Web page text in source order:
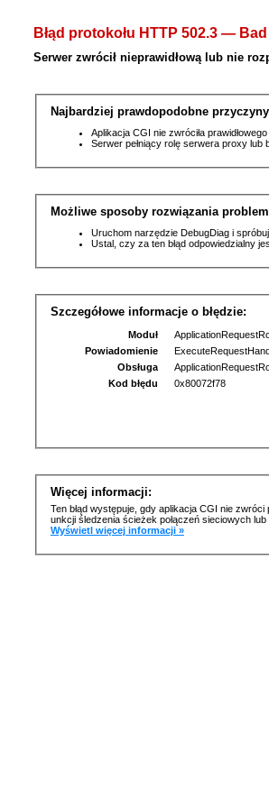
Błąd protokołu HTTP 502.3 —
Serwer zwrócił nieprawidłową lub nie
Najbardziej prawdopodobne
Aplikacja CGI nie zwróciła
Serwer pełniący rolę serwera proxy lub
Możliwe sposoby rozwiązania
Uruchom narzędzie DebugDiag i
Ustal, czy za ten błąd odpowiedzialny
Szczegółowe informacje o błędzie:
Moduł
Powiadomienie
Obsługa
Kod błędu
0x80072f78
Więcej informacji:
Ten błąd występuje, gdy aplikacja CGI nie
unkcji śledzenia ścieżek połączeń sieciowych
Wyświetl więcej informacji »